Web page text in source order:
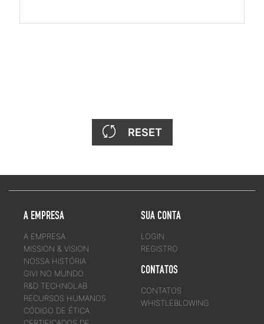
RESET
A EMPRESA
A EMPRESA
MISSION & VISION
NOSSA HISTÓRIA
GIVI NO MUNDO
R&D TECHNOLAB
RECURSOS HUMANOS
CÓDIGO DE ÉTICA
SUA CONTA
LOGIN
REGISTRO
CONTATOS
CONTATOS
WHISTLEBLOWING